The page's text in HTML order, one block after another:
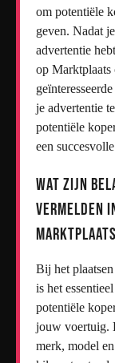
om potentiële
geven. Nadat
advertentie
op Marktplaats
je advertentie
potentiële
een
Wat zijn
vermelden
Bij het
is het
potentiële
jouw voertuig.
merk, model